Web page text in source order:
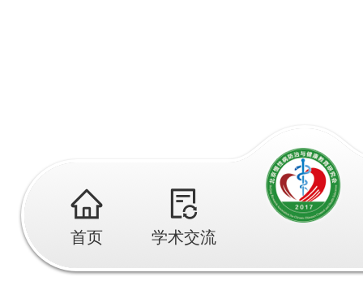
首页 学术交流